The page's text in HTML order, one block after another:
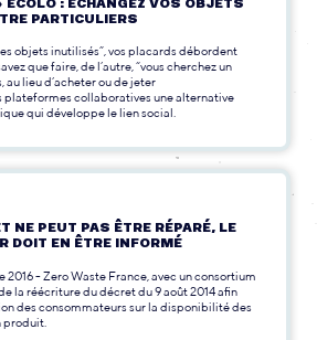
: ÉCHANGEZ VOS OBJETS
PARTICULIERS
objets inutilisés”, vos placards débordent
que faire, de l’autre, “vous cherchez un
au lieu d’acheter ou de jeter
plateformes collaboratives une alternative
qui développe le lien social.
NE PEUT PAS ÊTRE RÉPARÉ, LE
DOIT EN ÊTRE INFORMÉ
2016 - Zero Waste France, avec un consortium
la réécriture du décret du 9 août 2014 afin
des consommateurs sur la disponibilité des
produit.